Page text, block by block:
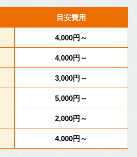
目安費用
4,000円～
4,000円～
3,000円～
5,000円～
2,000円～
4,000円～